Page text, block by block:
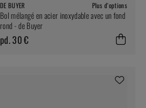
DE BUYER Plus d'options
Bol mélangé en acier inoxydable avec un fond
rond - de Buyer
pd. 30 €